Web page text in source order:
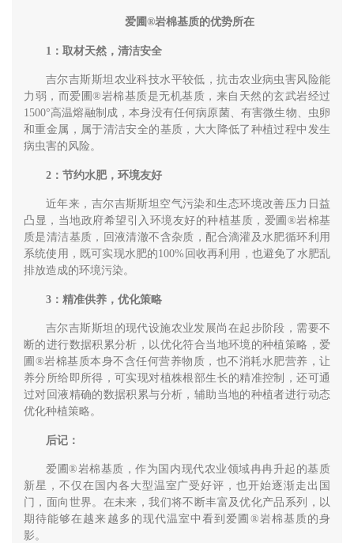
爱圃®岩棉基质的优势所在
1：取材天然，清洁安全
吉尔吉斯斯坦农业科技水平较低，抗击农业病虫害风险能
力弱，而爱圃®岩棉基质是无机基质，来自天然的玄武岩经过
1500°高温熔融制成，本身没有任何病原菌、有害微生物、虫卵
和重金属，属于清洁安全的基质，大大降低了种植过程中发生
病虫害的风险。
2：节约水肥，环境友好
近年来，吉尔吉斯斯坦空气污染和生态环境改善压力日益
凸显，当地政府希望引入环境友好的种植基质，爱圃®岩棉基
质是清洁基质，回液清澈不含杂质，配合滴灌及水肥循环利用
系统使用，既可实现水肥的100%回收再利用，也避免了水肥乱
排放造成的环境污染。
3：精准供养，优化策略
吉尔吉斯斯坦的现代设施农业发展尚在起步阶段，需要不
断的进行数据积累分析，以优化符合当地环境的种植策略，爱
圃®岩棉基质本身不含任何营养物质，也不消耗水肥营养，让
养分所给即所得，可实现对植株根部生长的精准控制，还可通
过对回液精确的数据积累与分析，辅助当地的种植者进行动态
优化种植策略。
后记：
爱圃®岩棉基质，作为国内现代农业领域冉冉升起的基质
新星，不仅在国内各大型温室广受好评，也开始逐渐走出国
门，面向世界。在未来，我们将不断丰富及优化产品系列，以
期待能够在越来越多的现代温室中看到爱圃®岩棉基质的身
影。